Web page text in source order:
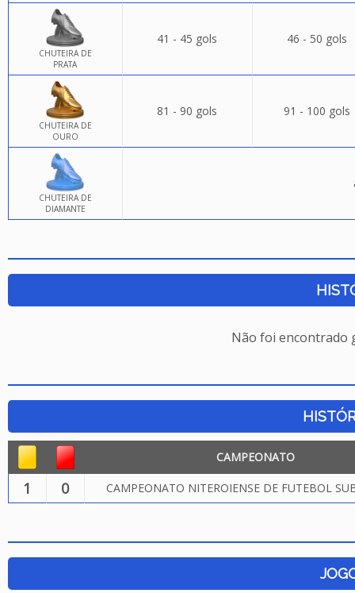
CHUTEIRA DE
PRATA
41 - 45 gols 46 - 50 gols
CHUTEIRA DE
OURO
81 - 90 gols 91 - 100 gols
CHUTEIRA DE
DIAMANTE
Não foi encontrado
CAMPEONATO
1 0 CAMPEONATO NITEROIENSE DE FUTEBOL